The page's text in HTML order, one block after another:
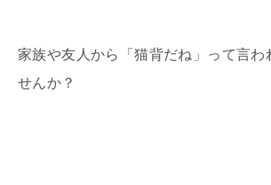
家族や友人から「猫背だね」って言わ
せんか？